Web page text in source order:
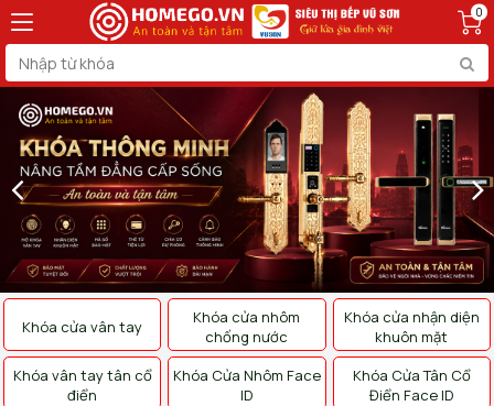
0
Khóa cửa vân tay
Khóa cửa nhôm
chống nước
Khóa cửa nhận diện
khuôn mặt
Khóa vân tay tân cổ
điển
Khóa Cửa Nhôm Face
ID
Khóa Cửa Tân Cổ
Điển Face ID